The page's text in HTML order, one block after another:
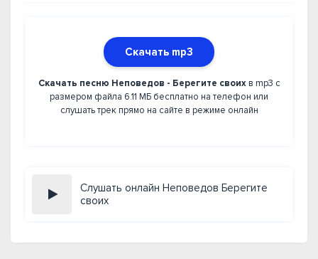
Скачать mp3
Скачать песню Неповедов - Берегите своихв mp3 с
размером файла 6.11 МБ бесплатно на телефон или
слушать трек прямо на сайте в режиме онлайн
Слушать онлайн Неповедов Берегите
своих